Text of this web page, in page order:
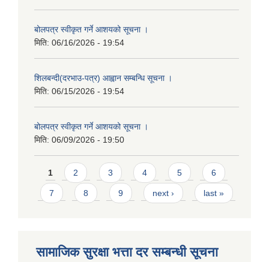
बोलपत्र स्वीकृत गर्ने आशयको सूचना ।
मिति: 06/16/2026 - 19:54
शिलबन्दी(दरभाउ-पत्र) आह्वान सम्बन्धि सूचना ।
मिति: 06/15/2026 - 19:54
बोलपत्र स्वीकृत गर्ने आशयको सूचना ।
मिति: 06/09/2026 - 19:50
Pages
1 2 3 4 5 6
7 8 9 next › last »
सामाजिक सुरक्षा भत्ता दर सम्बन्धी सूचना